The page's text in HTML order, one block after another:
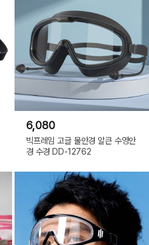
6,080
빅프레임 고글 물안경 알큰 수영안
경 수경 DD-12762